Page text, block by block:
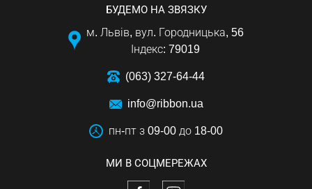
БУДЕМО НА ЗВЯЗКУ
м. Львів, вул. Городницька, 56
Індекс: 79019
(063) 327-64-44
info@ribbon.ua
пн-пт з 09-00 до 18-00
МИ В СОЦМЕРЕЖАХ